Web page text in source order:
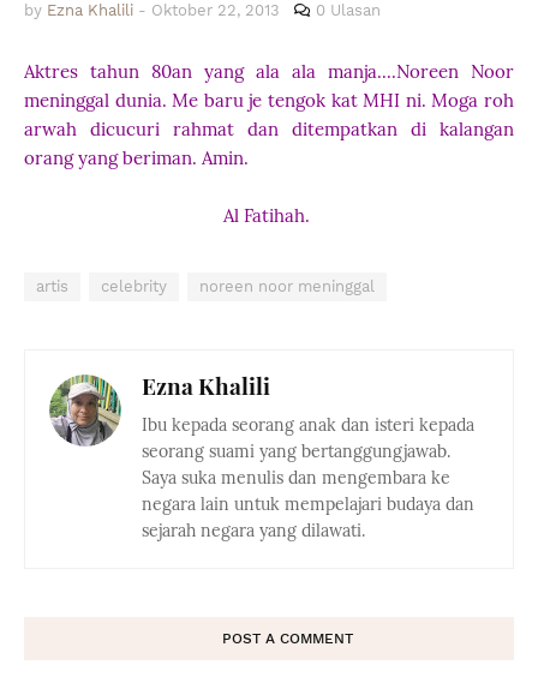
by Ezna Khalili - Oktober 22, 2013 0 Ulasan
Aktres tahun 80an yang ala ala manja....Noreen Noor
meninggal dunia. Me baru je tengok kat MHI ni. Moga roh
arwah dicucuri rahmat dan ditempatkan di kalangan
orang yang beriman. Amin.
Al Fatihah.
artis celebrity noreen noor meninggal
Ezna Khalili
Ibu kepada seorang anak dan isteri kepada
seorang suami yang bertanggungjawab.
Saya suka menulis dan mengembara ke
negara lain untuk mempelajari budaya dan
sejarah negara yang dilawati.
POST A COMMENT